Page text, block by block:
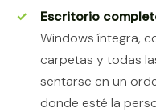
Escritorio
Windows íntegra,
carpetas y todas
sentarse en un
donde esté la